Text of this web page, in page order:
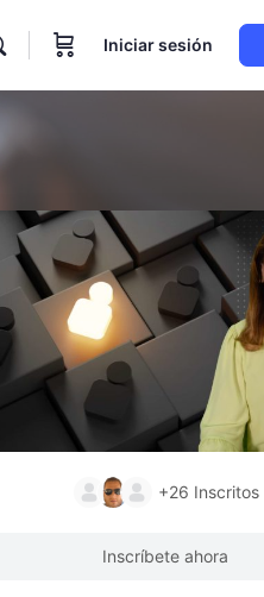
Iniciar sesión
+26 Inscritos
Inscríbete ahora